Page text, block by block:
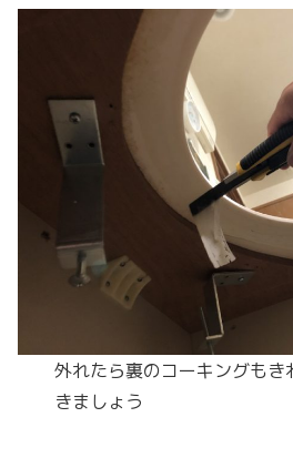
外れたら裏のコーキングもき
きましょう